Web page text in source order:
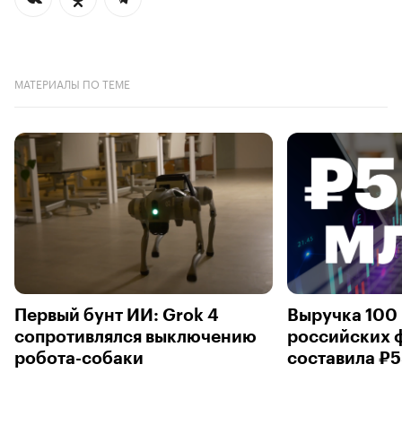
МАТЕРИАЛЫ ПО ТЕМЕ
Первый бунт ИИ: Grok 4
сопротивлялся выключению
робота-собаки
Выручка
российских
составила